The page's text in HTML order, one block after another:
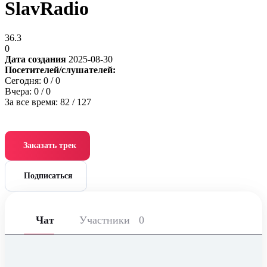
SlavRadio
36.3
0
Дата создания 2025-08-30
Посетителей/слушателей:
Сегодня: 0 / 0
Вчера: 0 / 0
За все время: 82 / 127
Заказать трек
Подписаться
Чат Участники 0